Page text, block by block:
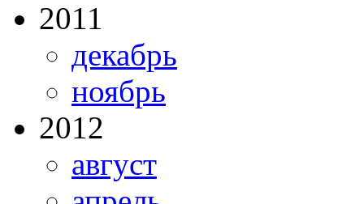
2011
декабрь
ноябрь
2012
август